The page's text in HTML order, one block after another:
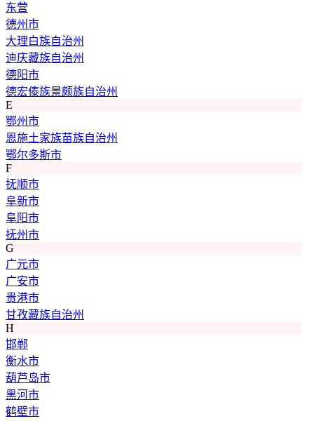
东营
德州市
大理白族自治州
迪庆藏族自治州
德阳市
德宏傣族景颇族自治州
E
鄂州市
恩施土家族苗族自治州
鄂尔多斯市
F
抚顺市
阜新市
阜阳市
抚州市
G
广元市
广安市
贵港市
甘孜藏族自治州
H
邯郸
衡水市
葫芦岛市
黑河市
鹤壁市